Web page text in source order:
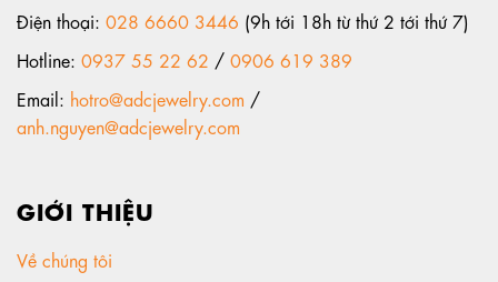
Điện thoại: 028 6660 3446 (9h tới 18h từ thứ 2 tới thứ 7)
Hotline: 0937 55 22 62 / 0906 619 389
Email: hotro@adcjewelry.com /
anh.nguyen@adcjewelry.com
GIỚI THIỆU
Về chúng tôi